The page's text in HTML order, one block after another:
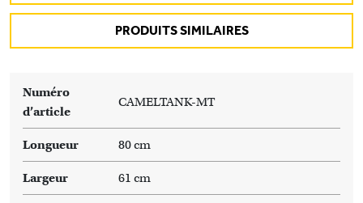
PRODUITS SIMILAIRES
Numéro
d’article
CAMELTANK-MT
Longueur 80 cm
Largeur 61 cm